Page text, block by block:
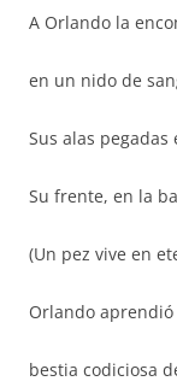
A Orlando la
en un nido de
Sus alas pegadas
Su frente, en la
(Un pez vive en
Orlando
bestia codiciosa